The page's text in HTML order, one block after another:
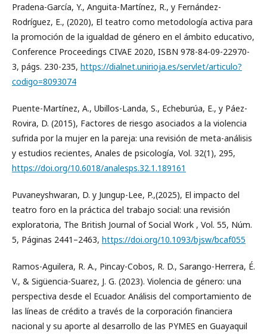
Pradena-García, Y., Anguita-Martínez, R., y Fernández-
Rodríguez, E., (2020), El teatro como metodología activa para
la promoción de la igualdad de género en el ámbito educativo,
Conference Proceedings CIVAE 2020, ISBN 978-84-09-22970-
3, págs. 230-235, https://dialnet.unirioja.es/servlet/articulo?
codigo=8093074
Puente-Martínez, A., Ubillos-Landa, S., Echeburúa, E., y Páez-
Rovira, D. (2015), Factores de riesgo asociados a la violencia
sufrida por la mujer en la pareja: una revisión de meta-análisis
y estudios recientes, Anales de psicología, Vol. 32(1), 295,
https://doi.org/10.6018/analesps.32.1.189161
Puvaneyshwaran, D. y Jungup-Lee, P.,(2025), El impacto del
teatro foro en la práctica del trabajo social: una revisión
exploratoria, The British Journal of Social Work , Vol. 55, Núm.
5, Páginas 2441–2463, https://doi.org/10.1093/bjsw/bcaf055
Ramos-Aguilera, R. A., Pincay-Cobos, R. D., Sarango-Herrera, É.
V., & Sigüencia-Suarez, J. G. (2023). Violencia de género: una
perspectiva desde el Ecuador. Análisis del comportamiento de
las líneas de crédito a través de la corporación financiera
nacional y su aporte al desarrollo de las PYMES en Guayaquil